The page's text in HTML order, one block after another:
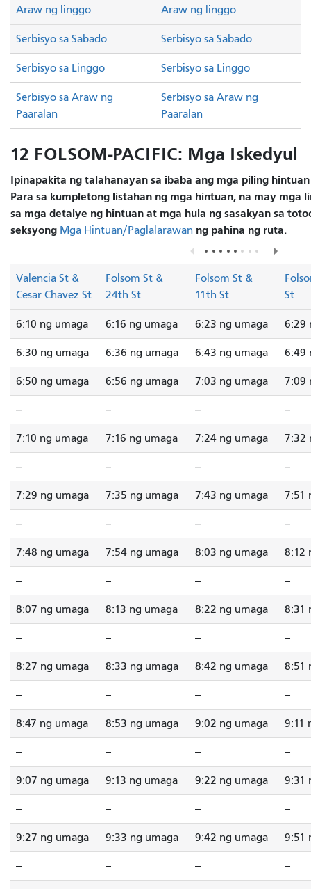
Serbisyo sa Sabado Serbisyo sa Sabado
Serbisyo sa Linggo Serbisyo sa Linggo
Araw ng linggo Araw ng linggo
Serbisyo sa Araw ng
Paaralan
Serbisyo sa Araw ng
Paaralan
12 FOLSOM-PACIFIC: Mga Iskedyul
Ipinapakita ng talahanayan sa ibaba ang mga piling
Para sa kumpletong listahan ng mga hintuan, na may mga
sa mga detalye ng hintuan at mga hula ng sasakyan sa
seksyong Mga Hintuan/Paglalarawan ng pahina ng ruta.
Valencia St &
Cesar Chavez St
Folsom St &
24th St
Folsom St &
11th St
St
6:10 ng umaga 6:16 ng umaga 6:23 ng umaga 6:29
6:30 ng umaga 6:36 ng umaga 6:43 ng umaga 6:49
6:50 ng umaga 6:56 ng umaga 7:03 ng umaga 7:09
-- -- -- --
7:10 ng umaga 7:16 ng umaga 7:24 ng umaga 7:32
-- -- -- --
7:29 ng umaga 7:35 ng umaga 7:43 ng umaga 7:51
-- -- -- --
7:48 ng umaga 7:54 ng umaga 8:03 ng umaga 8:12
-- -- -- --
8:07 ng umaga 8:13 ng umaga 8:22 ng umaga 8:31
-- -- -- --
8:27 ng umaga 8:33 ng umaga 8:42 ng umaga 8:51
-- -- -- --
8:47 ng umaga 8:53 ng umaga 9:02 ng umaga 9:11
-- -- -- --
9:07 ng umaga 9:13 ng umaga 9:22 ng umaga 9:31
-- -- -- --
9:27 ng umaga 9:33 ng umaga 9:42 ng umaga 9:51
-- -- -- --